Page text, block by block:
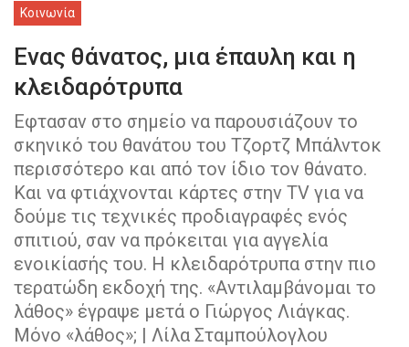
Κοινωνία
Ενας θάνατος, μια έπαυλη και η
κλειδαρότρυπα
Εφτασαν στο σημείο να παρουσιάζουν το
σκηνικό του θανάτου του Τζορτζ Μπάλντοκ
περισσότερο και από τον ίδιο τον θάνατο.
Και να φτιάχνονται κάρτες στην TV για να
δούμε τις τεχνικές προδιαγραφές ενός
σπιτιού, σαν να πρόκειται για αγγελία
ενοικίασής του. Η κλειδαρότρυπα στην πιο
τερατώδη εκδοχή της. «Αντιλαμβάνομαι το
λάθος» έγραψε μετά ο Γιώργος Λιάγκας.
Μόνο «λάθος»; | Λίλα Σταμπούλογλου